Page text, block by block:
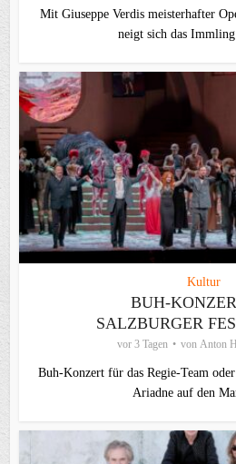
Mit Giuseppe Verdis meisterhafter
neigt sich das
Kultur
BUH-
SALZBURGER
vor 3 Tagen von Anton
Buh-Konzert für das Regie-Team
Ariadne auf den